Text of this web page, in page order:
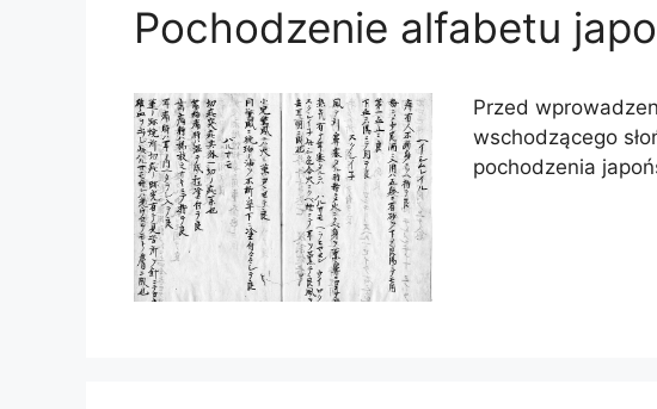
Pochodzenie alfabetu
Przed
wschodzącego
pochodzenia